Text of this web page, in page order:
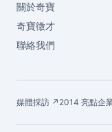
關於奇寶
奇寶徵才
聯絡我們
媒體採訪 ↗ 2014 亮點企